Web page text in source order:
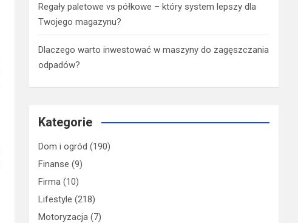
Regały paletowe vs półkowe – który system lepszy dla
Twojego magazynu?
Dlaczego warto inwestować w maszyny do zagęszczania
odpadów?
Kategorie
Dom i ogród (190)
Finanse (9)
Firma (10)
Lifestyle (218)
Motoryzacja (7)